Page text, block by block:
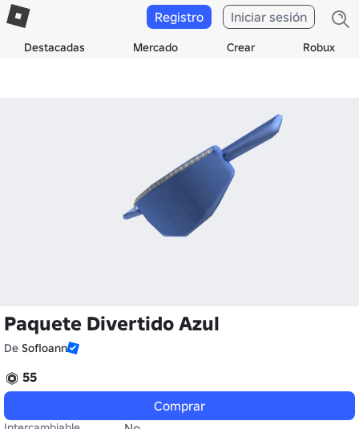
Destacadas Mercado Crear Robux
Registro Iniciar sesión
Paquete Divertido Azul
De Sofloann
55
Comprar